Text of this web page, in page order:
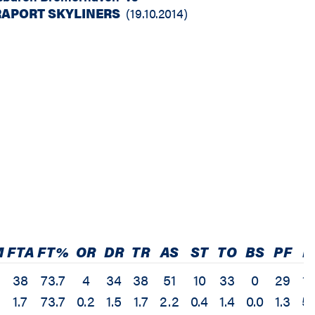
SKYLINERS (19.10.2014)
FTAFT% OR DR TR AS ST TO BS PF
38
1.7
73.7
73.7
4
0.2
34
1.5
38
1.7
51
2.2
10
0.4
33
1.4
0
0.0
29
1.3